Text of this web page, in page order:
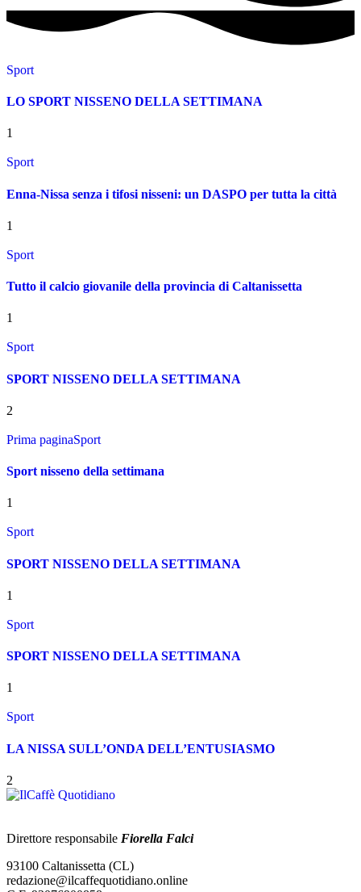
Sport
LO SPORT NISSENO DELLA SETTIMANA
1
Sport
Enna-Nissa senza i tifosi nisseni: un DASPO per tutta la città
1
Sport
Tutto il calcio giovanile della provincia di Caltanissetta
1
Sport
SPORT NISSENO DELLA SETTIMANA
2
Prima paginaSport
Sport nisseno della settimana
1
Sport
SPORT NISSENO DELLA SETTIMANA
1
Sport
SPORT NISSENO DELLA SETTIMANA
1
Sport
LA NISSA SULL’ONDA DELL’ENTUSIASMO
2
Direttore responsabile Fiorella Falci
93100 Caltanissetta (CL)
redazione@ilcaffequotidiano.online